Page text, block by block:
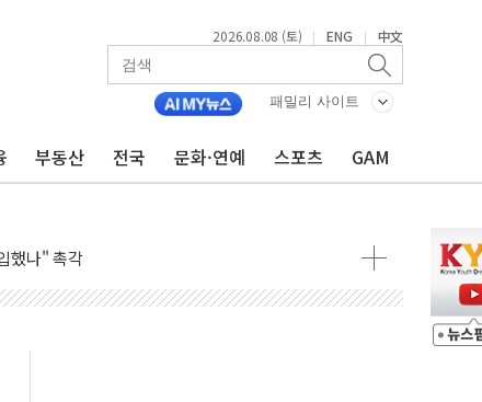
2026.08.08 (토) | ENG | 中文
패밀리 사이트
부동산 전국 문화·연예 스포츠 GAM
망 우세
이스라엘·이란 위협에 맞설 자체 억지력 강화
럼프 제동
상 '올스톱'… 美 해상봉쇄 영향
에 반도체주 '활짝'
후퇴…나스닥 선물 1%대 상승
레어·태양광주↑ VS 트레이드데스크·웬디스↓